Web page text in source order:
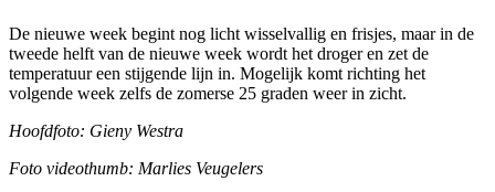
De nieuwe week begint nog licht wisselvallig en frisjes, maar in de
tweede helft van de nieuwe week wordt het droger en zet de
temperatuur een stijgende lijn in. Mogelijk komt richting het
volgende week zelfs de zomerse 25 graden weer in zicht.
Hoofdfoto: Gieny Westra
Foto videothumb: Marlies Veugelers